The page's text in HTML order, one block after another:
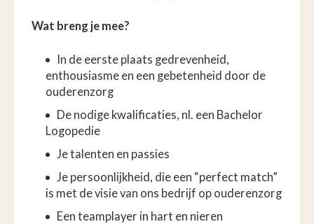
Wat breng je mee?
In de eerste plaats gedrevenheid,
enthousiasme en een gebetenheid door de
ouderenzorg
De nodige kwalificaties, nl. een Bachelor
Logopedie
Je talenten en passies
Je persoonlijkheid, die een “perfect match”
is met de visie van ons bedrijf op ouderenzorg
Een teamplayer in hart en nieren